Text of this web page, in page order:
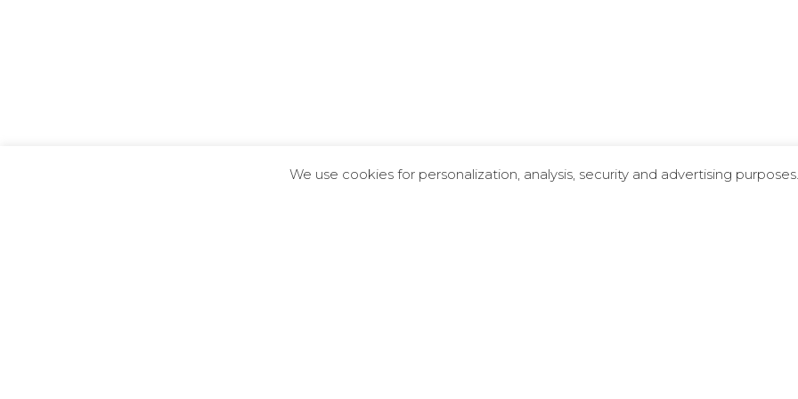
1 9
We use cookies for personalization, analysis, security and advertising purposes.